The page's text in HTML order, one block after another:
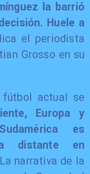
la barrió
Huele a
el periodista
Grosso en su
fútbol actual se
Europa y
es
distante en
La narrativa de la